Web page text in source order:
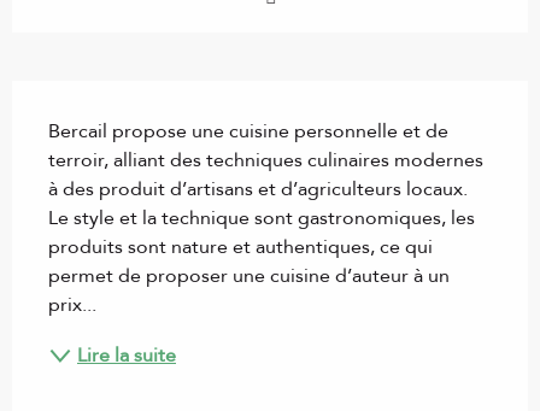
Bercail propose une cuisine personnelle et de
terroir, alliant des techniques culinaires modernes
à des produit d’artisans et d’agriculteurs locaux.
Le style et la technique sont gastronomiques, les
produits sont nature et authentiques, ce qui
permet de proposer une cuisine d’auteur à un
prix...
Lire la suite